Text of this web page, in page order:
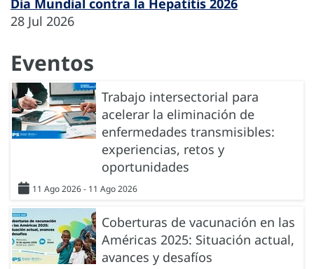
Día Mundial contra la Hepatitis 2026
28 Jul 2026
Eventos
Trabajo intersectorial para
acelerar la eliminación de
enfermedades transmisibles:
experiencias, retos y
oportunidades
11 Ago 2026 - 11 Ago 2026
Coberturas de vacunación en las
Américas 2025: Situación actual,
avances y desafíos